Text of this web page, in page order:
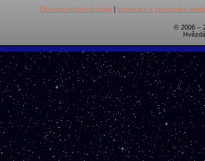
Ochrana osobních údajů| Informace o zpracování
© 2006 –